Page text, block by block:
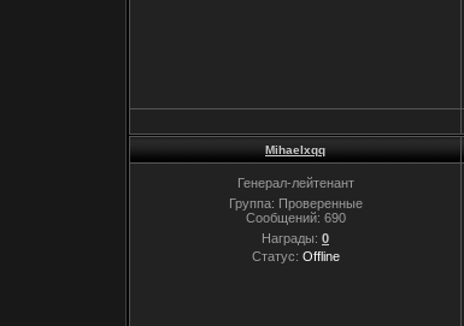
Mihaelxqq
Генерал-лейтенант
Группа: Проверенные
Сообщений: 690
Награды: 0
Статус: Offline